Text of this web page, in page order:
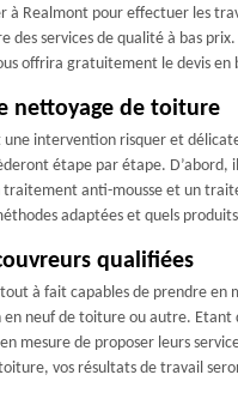
à Realmont pour effectuer les
des services de qualité à bas
offrira gratuitement le devis
nettoyage de toiture
intervention risquer et
étape par étape.
traitement anti-mousse et un
adaptées et quels
qualifiées
tout à fait capables de prendre
en neuf de toiture ou autre.
mesure de proposer leurs
vos résultats de travail